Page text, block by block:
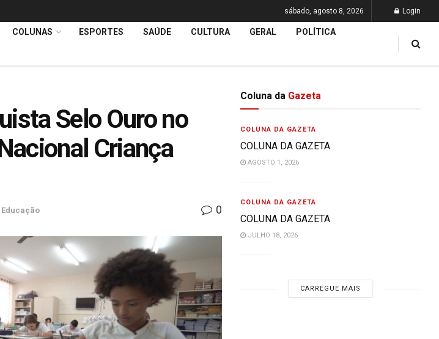
sábado, agosto 8, 2026 Login
COLUNAS ESPORTES SAÚDE CULTURA GERAL POLÍTICA
Selo Ouro no
Criança
Educação 0
Coluna da Gazeta
COLUNA DA GAZETA
COLUNA DA GAZETA
AGOSTO 1, 2026
COLUNA DA GAZETA
COLUNA DA GAZETA
JULHO 18, 2026
CARREGUE MAIS